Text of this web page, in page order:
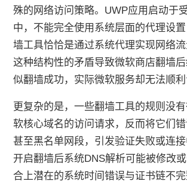
殊的网络访问策略。UWP应用启动于
中，不能完全使用系统层面的代理设
墙工具恰恰是通过系统代理实现网络流
这种结构性的矛盾导致微软商店翻墙
似翻墙成功，实际微软服务却无法顺利
更复杂的是，一些翻墙工具的规则没
软核心域名的访问请求，反而将它们
甚至黑名单网段，引发验证失败或连接
开启翻墙后系统DNS解析可能被修改
合上潜在的系统时间错误与证书链不